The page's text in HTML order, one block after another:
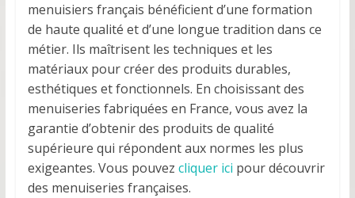
menuisiers français bénéficient d’une formation
de haute qualité et d’une longue tradition dans ce
métier. Ils maîtrisent les techniques et les
matériaux pour créer des produits durables,
esthétiques et fonctionnels. En choisissant des
menuiseries fabriquées en France, vous avez la
garantie d’obtenir des produits de qualité
supérieure qui répondent aux normes les plus
exigeantes. Vous pouvez cliquer ici pour découvrir
des menuiseries françaises.